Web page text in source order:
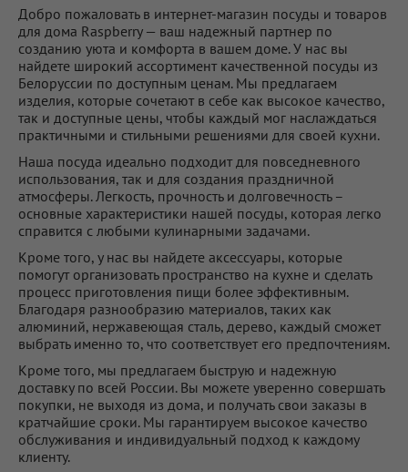
Добро пожаловать в интернет-магазин посуды и товаров
для дома Raspberry — ваш надежный партнер по
созданию уюта и комфорта в вашем доме. У нас вы
найдете широкий ассортимент качественной посуды из
Белоруссии по доступным ценам. Мы предлагаем
изделия, которые сочетают в себе как высокое качество,
так и доступные цены, чтобы каждый мог наслаждаться
практичными и стильными решениями для своей кухни.
Наша посуда идеально подходит для повседневного
использования, так и для создания праздничной
атмосферы. Легкость, прочность и долговечность –
основные характеристики нашей посуды, которая легко
справится с любыми кулинарными задачами.
Кроме того, у нас вы найдете аксессуары, которые
помогут организовать пространство на кухне и сделать
процесс приготовления пищи более эффективным.
Благодаря разнообразию материалов, таких как
алюминий, нержавеющая сталь, дерево, каждый сможет
выбрать именно то, что соответствует его предпочтениям.
Кроме того, мы предлагаем быструю и надежную
доставку по всей России. Вы можете уверенно совершать
покупки, не выходя из дома, и получать свои заказы в
кратчайшие сроки. Мы гарантируем высокое качество
обслуживания и индивидуальный подход к каждому
клиенту.